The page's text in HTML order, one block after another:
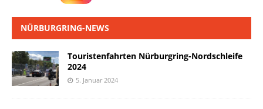
NÜRBURGRING-NEWS
Touristenfahrten Nürburgring-Nordschleife
2024
5. Januar 2024